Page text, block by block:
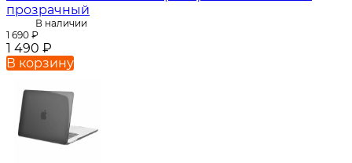
прозрачный
В наличии
1 690 ₽
1 490 ₽
В корзину